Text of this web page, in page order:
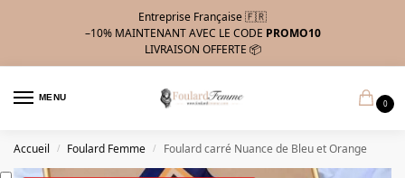
Entreprise Française 🇫🇷
–10% MAINTENANT AVEC LE CODE PROMO10
LIVRAISON OFFERTE 📦
MENU
0
Accueil / Foulard Femme / Foulard carré Nuance de Bleu et Orange